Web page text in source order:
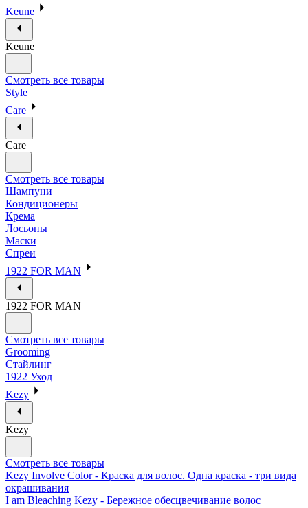
Keune
Keune
Смотреть все товары
Style
Care
Care
Смотреть все товары
Шампуни
Кондиционеры
Крема
Лосьоны
Маски
Спреи
1922 FOR MAN
1922 FOR MAN
Смотреть все товары
Grooming
Стайлинг
1922 Уход
Kezy
Kezy
Смотреть все товары
Kezy Involve Color - Краска для волос. Одна краска - три вида
окрашивания
I am Bleaching Kezy - Бережное обесцвечивание волос